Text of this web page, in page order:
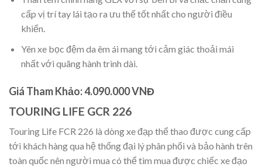
cấp vị trí tay lái tạo ra ưu thế tốt nhất cho người điều
khiển.
Yên xe bọc đệm da êm ái mang tới cảm giác thoải mái
nhất với quãng hành trình dài.
Giá Tham Khảo: 4.090.000 VNĐ
TOURING LIFE GCR 226
Touring Life FCR 226 là dòng xe đạp thể thao được cung cấp
tới khách hàng qua hệ thống đại lý phân phối và bảo hành trên
toàn quốc nên người mua có thể tìm mua được chiếc xe đạo